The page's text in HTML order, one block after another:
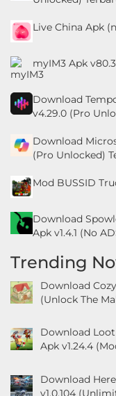
Live China Apk
myIM3 Apk
Download
v4.29.0 (Pro
Download
(Pro Unlocked)
Mod BUSSID
Download
Apk v1.4.1 (No
Trending
Download
(Unlock The
Download Loot
Apk v1.24.4
Download
v1.0.104